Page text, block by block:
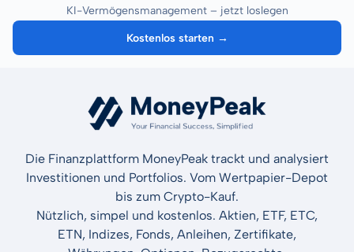
KI-Vermögensmanagement – jetzt loslegen
Kostenlos starten →
Die Finanzplattform MoneyPeak trackt und analysiert
Investitionen und Portfolios. Vom Wertpapier-Depot
bis zum Crypto-Kauf.
Nützlich, simpel und kostenlos. Aktien, ETF, ETC,
ETN, Indizes, Fonds, Anleihen, Zertifikate,